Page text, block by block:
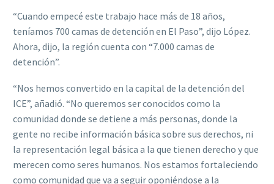
“Cuando empecé este trabajo hace más de 18 años,
teníamos 700 camas de detención en El Paso”, dijo López.
Ahora, dijo, la región cuenta con “7.000 camas de
detención”.
“Nos hemos convertido en la capital de la detención del
ICE”, añadió. “No queremos ser conocidos como la
comunidad donde se detiene a más personas, donde la
gente no recibe información básica sobre sus derechos, ni
la representación legal básica a la que tienen derecho y que
merecen como seres humanos. Nos estamos fortaleciendo
como comunidad que va a seguir oponiéndose a la